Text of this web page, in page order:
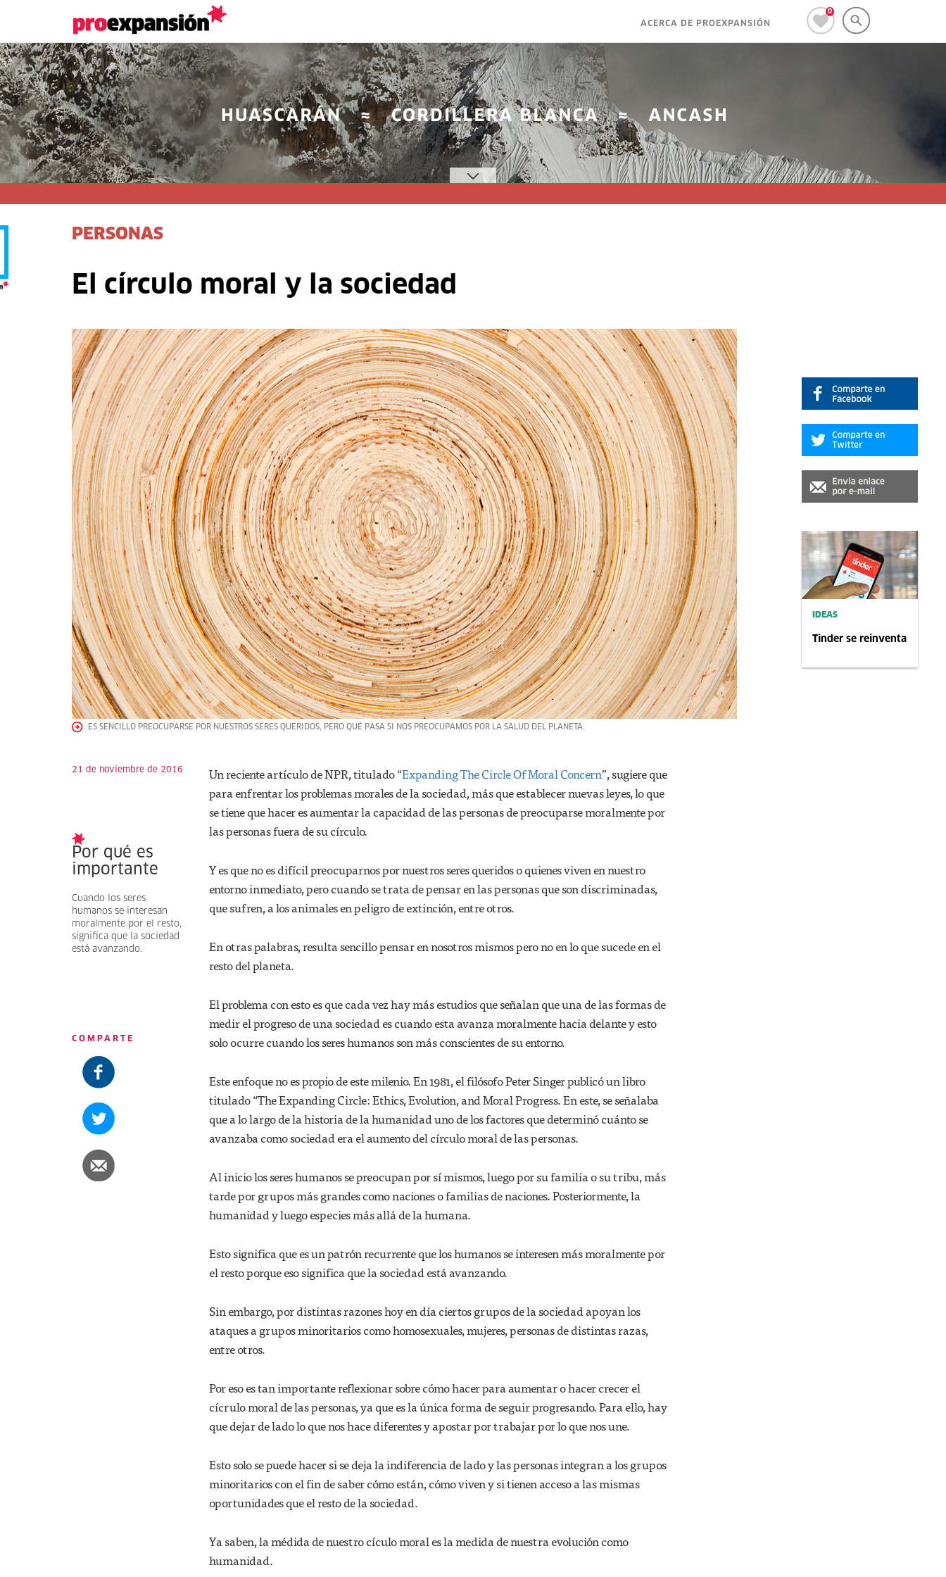
0
ACERCA DE PROEXPANSIÓN
IDEAS
Tinder se reinventa
PERSONAS
El círculo moral y la sociedad
ES SENCILLO PREOCUPARSE POR NUESTROS SERES QUERIDOS, PERO QUÉ PASA SI NOS PREOCUPAMOS POR LA SALUD DEL PLANETA.
21 de noviembre de 2016
Por qué es
importante
Cuando los seres
humanos se interesan
moralmente por el resto,
significa que la sociedad
está avanzando.
COMPARTE
Un reciente artículo de NPR, titulado “Expanding The Circle Of Moral Concern”, sugiere que
para enfrentar los problemas morales de la sociedad, más que establecer nuevas leyes, lo que
se tiene que hacer es aumentar la capacidad de las personas de preocuparse moralmente por
las personas fuera de su círculo.
Y es que no es difícil preocuparnos por nuestros seres queridos o quienes viven en nuestro
entorno inmediato, pero cuando se trata de pensar en las personas que son discriminadas,
que sufren, a los animales en peligro de extinción, entre otros.
En otras palabras, resulta sencillo pensar en nosotros mismos pero no en lo que sucede en el
resto del planeta.
El problema con esto es que cada vez hay más estudios que señalan que una de las formas de
medir el progreso de una sociedad es cuando esta avanza moralmente hacia delante y esto
solo ocurre cuando los seres humanos son más conscientes de su entorno.
Este enfoque no es propio de este milenio. En 1981, el filósofo Peter Singer publicó un libro
titulado “The Expanding Circle: Ethics, Evolution, and Moral Progress. En este, se señalaba
que a lo largo de la historia de la humanidad uno de los factores que determinó cuánto se
avanzaba como sociedad era el aumento del círculo moral de las personas.
Al inicio los seres humanos se preocupan por sí mismos, luego por su familia o su tribu, más
tarde por grupos más grandes como naciones o familias de naciones. Posteriormente, la
humanidad y luego especies más allá de la humana.
Esto significa que es un patrón recurrente que los humanos se interesen más moralmente por
el resto porque eso significa que la sociedad está avanzando.
Sin embargo, por distintas razones hoy en día ciertos grupos de la sociedad apoyan los
ataques a grupos minoritarios como homosexuales, mujeres, personas de distintas razas,
entre otros.
Por eso es tan importante reflexionar sobre cómo hacer para aumentar o hacer crecer el
cícrulo moral de las personas, ya que es la única forma de seguir progresando. Para ello, hay
que dejar de lado lo que nos hace diferentes y apostar por trabajar por lo que nos une.
Esto solo se puede hacer si se deja la indiferencia de lado y las personas integran a los grupos
minoritarios con el fin de saber cómo están, cómo viven y si tienen acceso a las mismas
oportunidades que el resto de la sociedad.
Ya saben, la médida de nuestro cículo moral es la medida de nuestra evolución como
humanidad.